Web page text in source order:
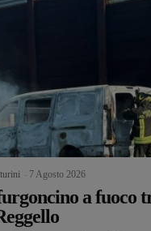
7 Agosto 2026
a fuoco